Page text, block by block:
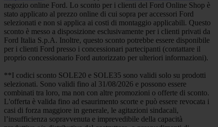
negozio online Ford. Lo sconto per i clienti del Ford Online Shop è
stato applicato al prezzo online di cui sopra per accessori Ford
selezionati e non si applica ai costi di montaggio applicabili. Questo
sconto è messo a disposizione esclusivamente per i clienti privati da
Ford Italia S.p.A. Inoltre, questo sconto potrebbe essere disponibile
per i clienti Ford presso i concessionari partecipanti (contattare il
proprio concessionario Ford autorizzato per ulteriori informazioni).
**I codici sconto SOLE20 e SOLE35 sono validi solo su prodotti
selezionati. Sono validi fino al 31/08/2026 e possono essere
combinati tra loro, ma non con altre promozioni o offerte di sconto.
L'offerta è valida fino ad esaurimento scorte e può essere revocata i
casi di forza maggiore in generale, le agitazioni sindacali,
l’insufficienza sopravvenuta e imprevedibile della capacità